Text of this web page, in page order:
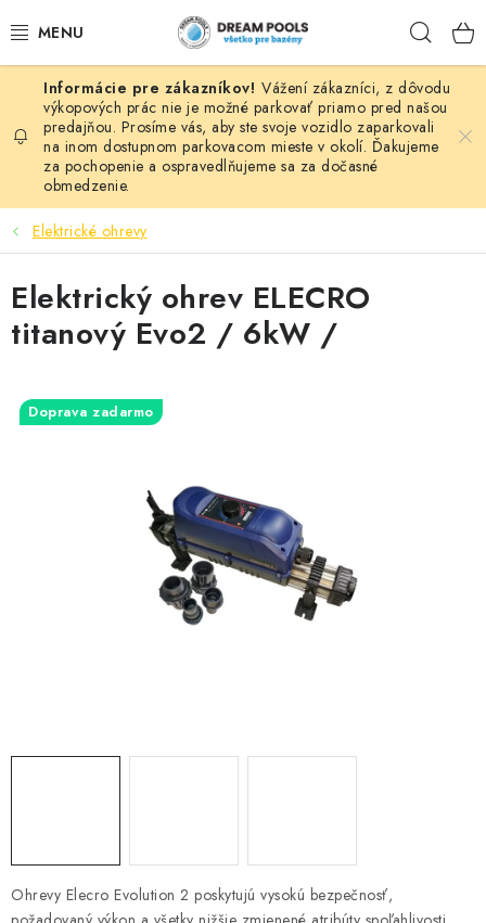
na
BAZÉNY
VÍRIVKY
ASEKO PRÍSLUŠENSTVO
NÁHRADNÉ DIELY
VÝPREDAJ
Vážení zákazníci, z dôvodu
výkopových prác nie je možné parkovať priamo pred našou
predajňou. Prosíme vás, aby ste svoje vozidlo zaparkovali
na inom dostupnom parkovacom mieste v okolí. Ďakujeme
za pochopenie a ospravedlňujeme sa za dočasné
obmedzenie.
Elektrické ohrevy
Ohrevy Elecro Evolution 2 poskytujú vysokú bezpečnosť,
Elektrický ohrev ELECRO
titanový Evo2 / 6kW /
Doprava zadarmo